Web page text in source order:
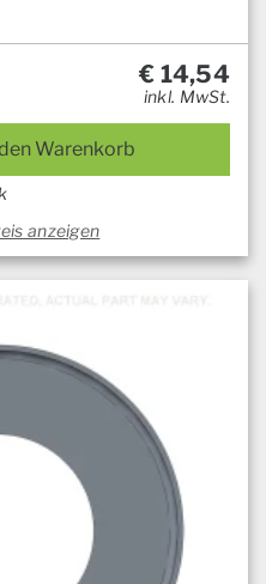
€ 14,54
inkl. MwSt.
den Warenkorb
anzeigen